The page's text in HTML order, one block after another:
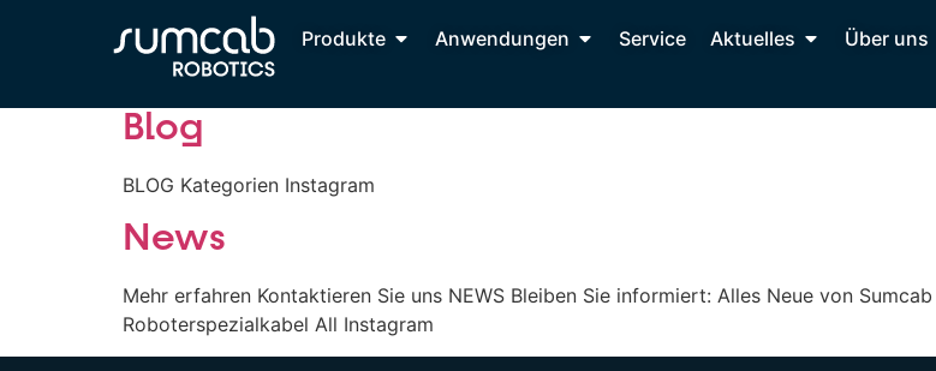
Produkte Anwendungen Service Aktuelles Über uns
Blog
BLOG Kategorien Instagram
News
Mehr erfahren Kontaktieren Sie uns NEWS Bleiben Sie informiert: Alles Neue von
Roboterspezialkabel All Instagram